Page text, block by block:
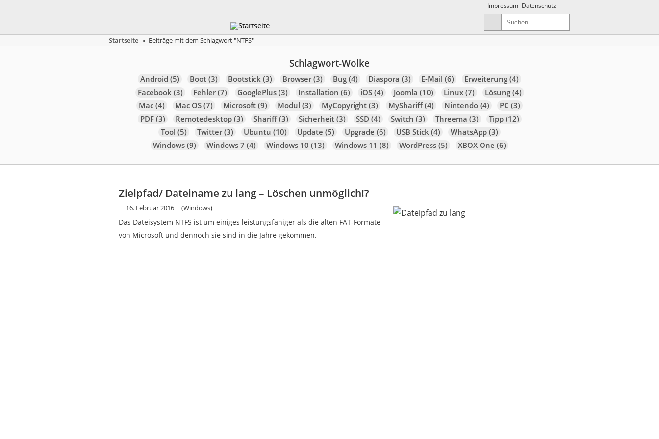
Impressum Datenschutz
Startseite » Beiträge mit dem Schlagwort "NTFS"
Schlagwort-Wolke
Android (5) Boot(3) Bootstick(3) Browser(3) Bug(4) Diaspora (3) E-Mail (6) Erweiterung(4)
Facebook(3) Fehler(7) GooglePlus(3) Installation (6) iOS(4) Joomla (10) Linux(7) Lösung(4)
Mac(4) Mac OS(7) Microsoft(9) Modul (3) MyCopyright(3) MyShariff(4) Nintendo(4) PC (3)
PDF(3) Remotedesktop(3) Shariff(3) Sicherheit(3) SSD (4) Switch (3) Threema (3) Tipp(12)
Tool (5) Twitter(3) Ubuntu (10) Update (5) Upgrade (6) USB Stick(4) WhatsApp(3)
Windows(9) Windows 7 (4) Windows 10 (13) Windows 11 (8) WordPress(5) XBOX One (6)
Zielpfad/ Dateiname zu lang – Löschen unmöglich!?
16. Februar 2016 (Windows)
Das Dateisystem NTFS ist um einiges leistungsfähiger als die alten FAT-Formate
von Microsoft und dennoch sie sind in die Jahre gekommen.